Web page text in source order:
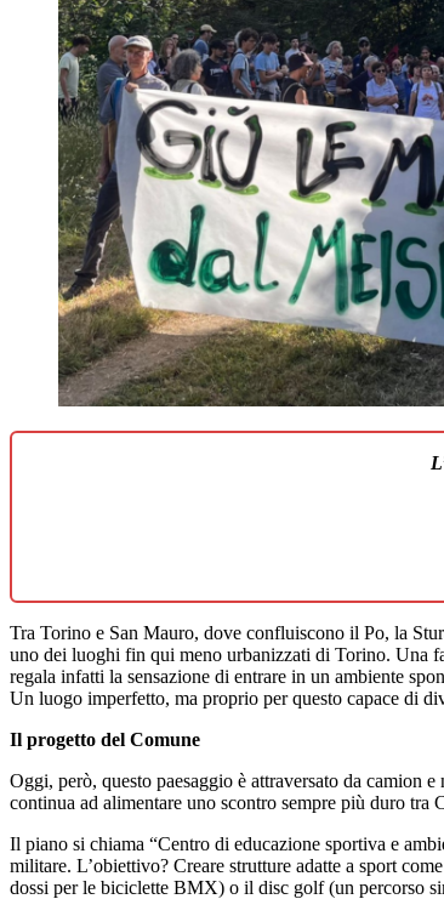
Tra Torino e San Mauro, dove confluiscono il Po, la
uno dei luoghi fin qui meno urbanizzati di Torino. Una
regala infatti la sensazione di entrare in un ambiente
Un luogo imperfetto, ma proprio per questo capace di
Il progetto del Comune
Oggi, però, questo paesaggio è attraversato da camion
continua ad alimentare uno scontro sempre più duro tra
Il piano si chiama “Centro di educazione sportiva e
militare. L’obiettivo? Creare strutture adatte a sport
dossi per le biciclette BMX) o il disc golf (un percorso